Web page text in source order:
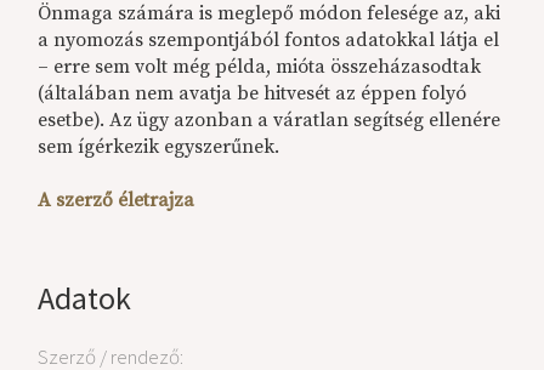
Adatok
Szerző / rendező:
Önmaga számára is meglepő módon felesége az, aki
a nyomozás szempontjából fontos adatokkal látja el
– erre sem volt még példa, mióta összeházasodtak
(általában nem avatja be hitvesét az éppen folyó
esetbe). Az ügy azonban a váratlan segítség ellenére
sem ígérkezik egyszerűnek.
A szerző életrajza